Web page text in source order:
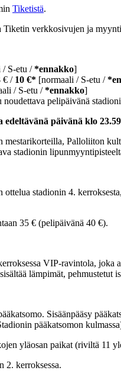
Tiketistä.
verkkosivujen ja
/ S-etu /*ennakko]
€ / 10 €* [normaali / S-etu /
/ S-etu /*ennakko]
pelipäivänä
päivänä klo
Palloliiton
stadionin
ottelua stadionin 4.
35 € (pelipäivänä 40 €).
VIP-ravintola,
lämpimät, pehmustetut
Sisäänpääsy
pääkatsomon
yläosan paikat (riviltä 11
2. kerroksessa.